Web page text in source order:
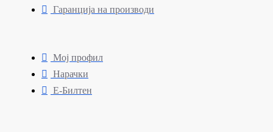
Гаранција на производи
Мој профил
Нарачки
Е-Билтен